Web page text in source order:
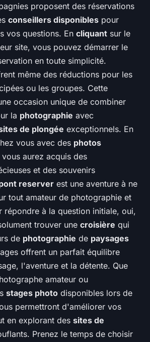
proposent des réservations
conseillers disponibles pour
vos questions. En cliquant sur le
site, vous pouvez démarrer le
en toute simplicité.
même des réductions pour les
ou les groupes. Cette
occasion unique de combiner
la photographie avec
de plongée exceptionnels. En
vous avec des photos
aurez acquis des
et des souvenirs
reserver est une aventure à ne
tout amateur de photographie et
répondre à la question initiale, oui,
trouver une croisière qui
de photographie de paysages
offrent un parfait équilibre
l'aventure et la détente. Que
amateur ou
stages photo disponibles lors de
permettront d'améliorer vos
en explorant des sites de
Prenez le temps de choisir